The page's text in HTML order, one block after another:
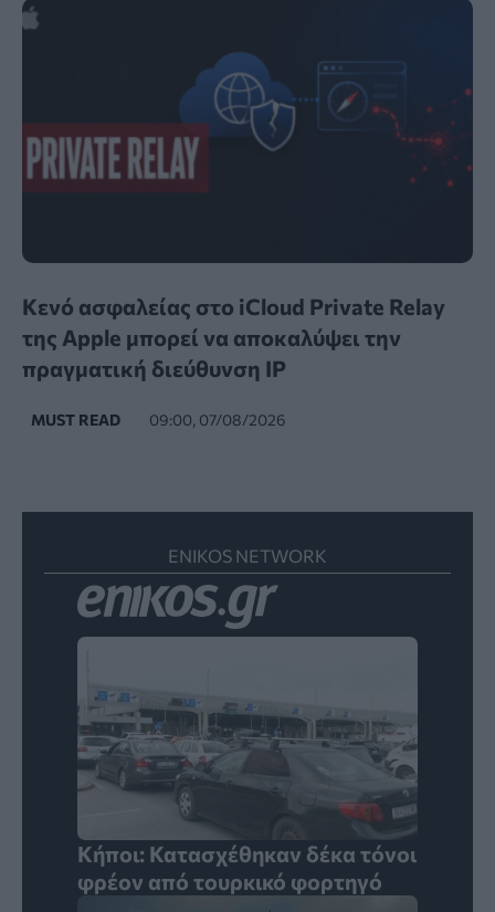
Κενό ασφαλείας στο iCloud Private Relay
της Apple μπορεί να αποκαλύψει την
πραγματική διεύθυνση IP
MUST READ 09:00, 07/08/2026
ENIKOS NETWORK
Κήποι: Κατασχέθηκαν δέκα τόνοι
φρέον από τουρκικό φορτηγό